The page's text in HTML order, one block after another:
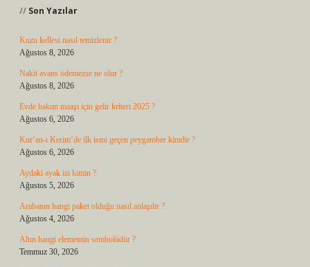
Son Yazılar
Kuzu kellesi nasıl temizlenir ?
Ağustos 8, 2026
Nakit avans ödemezse ne olur ?
Ağustos 8, 2026
Evde bakım maaşı için gelir kriteri 2025 ?
Ağustos 6, 2026
Kur’an-ı Kerim’de ilk ismi geçen peygamber kimdir ?
Ağustos 6, 2026
Aydaki ayak izi kimin ?
Ağustos 5, 2026
Arabanın hangi paket olduğu nasıl anlaşılır ?
Ağustos 4, 2026
Altın hangi elementin sembolüdür ?
Temmuz 30, 2026